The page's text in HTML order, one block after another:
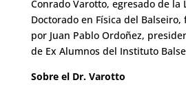
Conrado Varotto, egresado de la
Doctorado en Física del
por Juan Pablo Ordoñez,
de Ex Alumnos del Instituto
Sobre el Dr. Varotto